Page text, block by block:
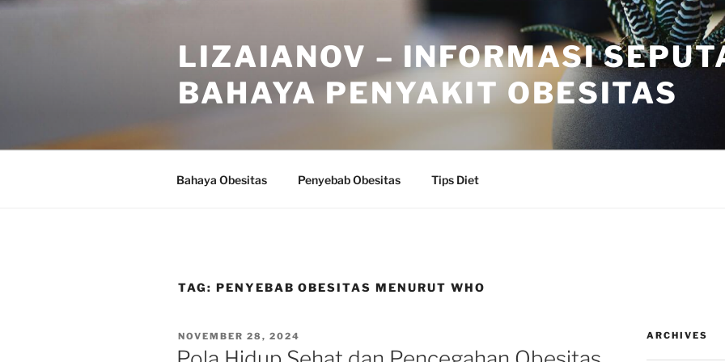
Skip
LIZAIANOV – INFORMASI
BAHAYA PENYAKIT OBESITAS
Bahaya Obesitas Penyebab Obesitas Tips Diet
TAG: PENYEBAB OBESITAS MENURUT WHO
POSTED
ON
NOVEMBER 28, 2024 ARCHIVES